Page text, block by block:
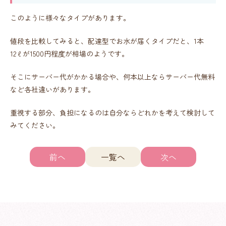
このように様々なタイプがあります。
値段を比較してみると、配達型でお水が届くタイプだと、1本
12ℓが1500円程度が相場のようです。
そこにサーバー代がかかる場合や、何本以上ならサーバー代無料
など各社違いがあります。
重視する部分、負担になるのは自分ならどれかを考えて検討して
みてください。
前へ 一覧へ 次へ